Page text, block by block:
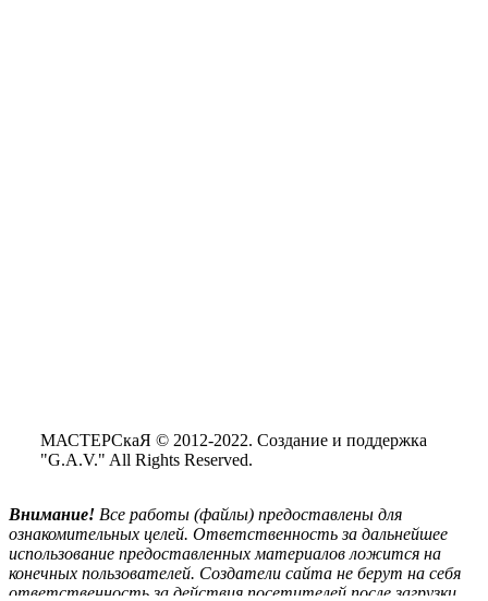
МАСТЕРСкаЯ © 2012-2022. Создание и поддержка
"G.A.V." All Rights Reserved.
Внимание! Все работы (файлы) предоставлены для
ознакомительных целей. Ответственность за дальнейшее
использование предоставленных материалов ложится на
конечных пользователей. Создатели сайта не берут на себя
ответственность за действия посетителей после загрузки